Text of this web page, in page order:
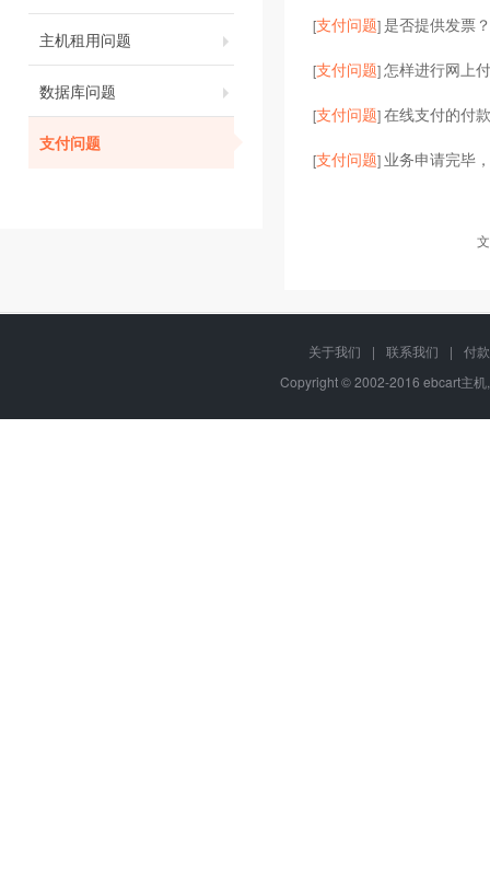
主机租用问题
数据库问题
支付问题
[支付问题]是否提供发票
[支付问题]怎样进行网上
[支付问题]在线支付的付
[支付问题] 业务申请完毕
关于我们 | 联系我们 |
付
Copyright © 2002-2016 ebcart主